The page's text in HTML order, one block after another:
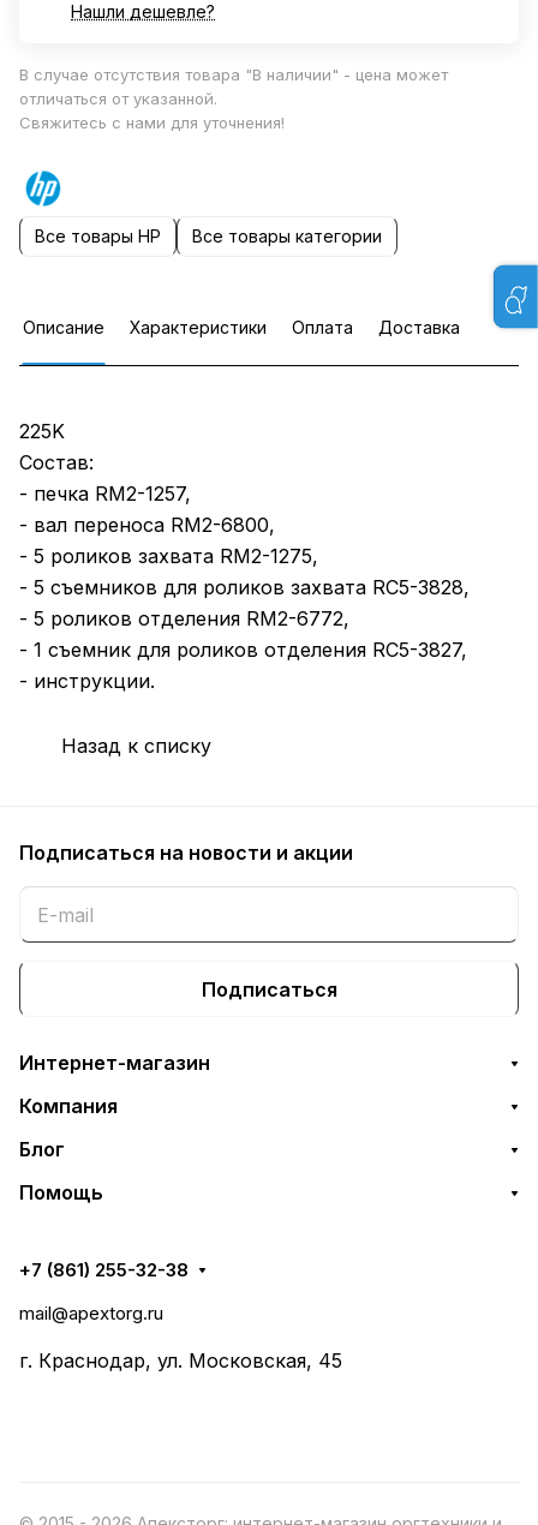
Нашли дешевле?
В случае отсутствия товара "В наличии" - цена может
отличаться от указанной.
Свяжитесь с нами для уточнения!
Все товары HP Все товары категории
Описание Характеристики Оплата Доставка
225K
Cостав:
- печка RM2-1257,
- вал переноса RM2-6800,
- 5 роликов захвата RM2-1275,
- 5 съемников для роликов захвата RC5-3828,
- 5 роликов отделения RM2-6772,
- 1 съемник для роликов отделения RC5-3827,
- инструкции.
Назад к списку
Подписаться на новости и акции
Подписаться
Интернет-магазин
Компания
Блог
Помощь
+7 (861) 255-32-38
mail@apextorg.ru
г. Краснодар, ул. Московская, 45